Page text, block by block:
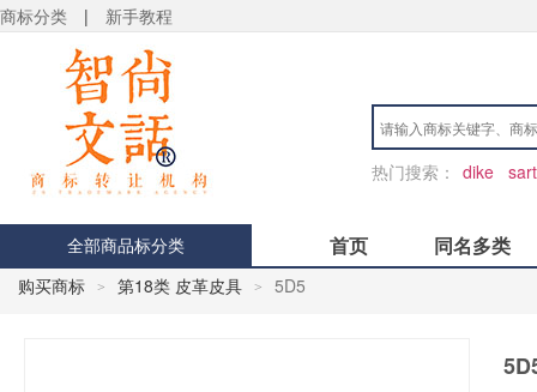
商标分类 | 新手教程
热门搜索： dike sart
全部商品标分类 首页 同名多类
购买商标 > 第18类 皮革皮具 > 5D5